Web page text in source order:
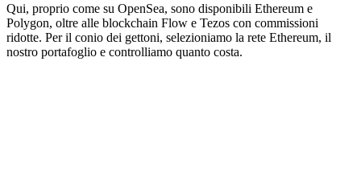
Qui, proprio come su OpenSea, sono disponibili Ethereum e
Polygon, oltre alle blockchain Flow e Tezos con commissioni
ridotte. Per il conio dei gettoni, selezioniamo la rete Ethereum, il
nostro portafoglio e controlliamo quanto costa.